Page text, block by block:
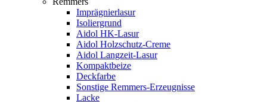
Imprägnierlasur
Isoliergrund
Aidol HK-Lasur
Aidol Holzschutz-Creme
Aidol Langzeit-Lasur
Kompaktbeize
Deckfarbe
Sonstige Remmers-Erzeugnisse
Lacke